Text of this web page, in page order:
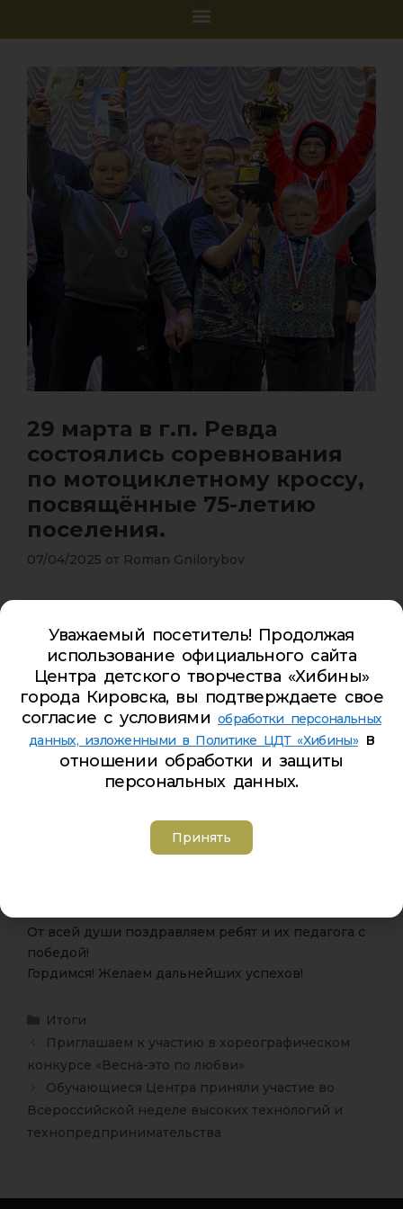
29 марта в г.п. Ревда
состоялись соревнования
по мотоциклетному кроссу,
посвящённые 75-летию
поселения.
07/04/2025 от Roman Gnilorybov
нашего региона в этом виде спорта. Юные
гонщики из учебного объединения «Мотокросс»
приняли в них участие и привезли домой
награды!
2 место — Шарофеев Савелий (класс 50см3)
1 место — Смитнов Артём (класс 65см3)
3 место — Мирзаматов Марк (класс 65см3)
3 место — Калинин Ярослав (класс 85см3)
Команда «Мото-Хибины» под руководством
От всей души поздравляем ребят и их педагога с
победой!
Гордимся! Желаем дальнейших успехов!
Итоги
Приглашаем к участию в хореографическом
конкурсе «Весна-это по любви»
Обучающиеся Центра приняли участие во
Всероссийской неделе высоких технологий и
технопредпринимательства
Уважаемый посетитель! Продолжая
использование официального сайта
Центра детского творчества «Хибины»
города Кировска, вы подтверждаете свое
согласие с условиями обработки персональных
данных, изложенными в Политике ЦДТ «Хибины»в
отношении обработки и защиты
персональных данных.
Принять